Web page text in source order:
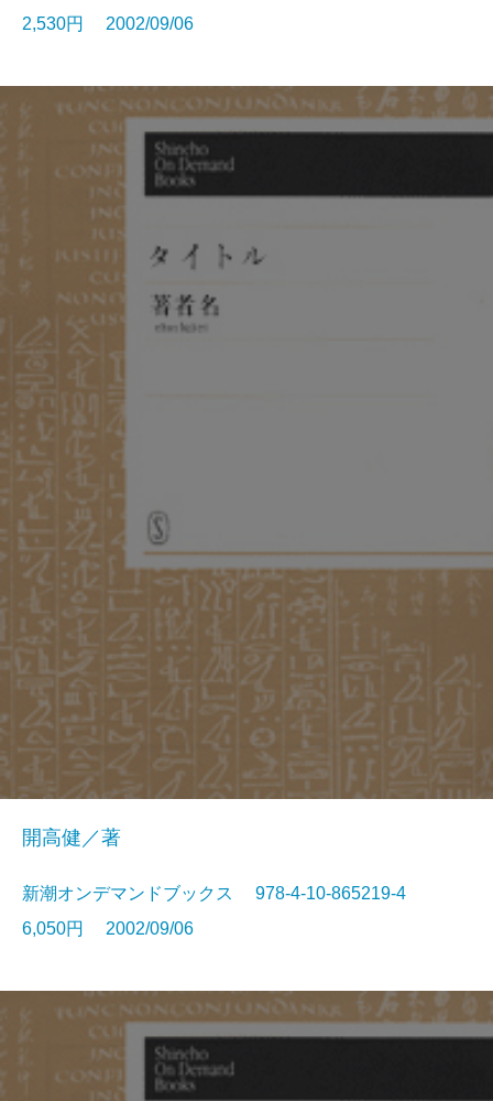
2,530円 2002/09/06
開高健／著
新潮オンデマンドブックス 978-4-10-865219-4
6,050円 2002/09/06